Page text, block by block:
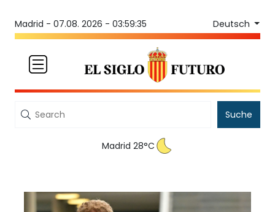
Madrid - 07.08. 2026 - 03:59:35 Deutsch
Suche
Madrid 28°C